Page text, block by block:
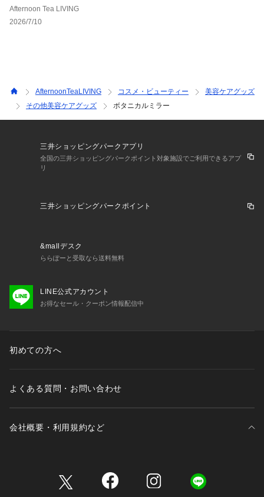
Afternoon Tea LIVING
2026/7/10
AfternoonTeaLIVING コスメ・ビューティー
美容ケアグッズ
その他美容ケアグッズ
ボタニカルミラー
三井ショッピングパークアプリ
全国の三井ショッピングパークポイント対象施設でご利用できるアプ
リ
三井ショッピングパークポイント
&mallデスク
ららぽーと受取なら送料無料
LINE公式アカウント
お得なセール・クーポン情報配信中
初めての方へ
よくある質問・お問い合わせ
会社概要・利用規約など